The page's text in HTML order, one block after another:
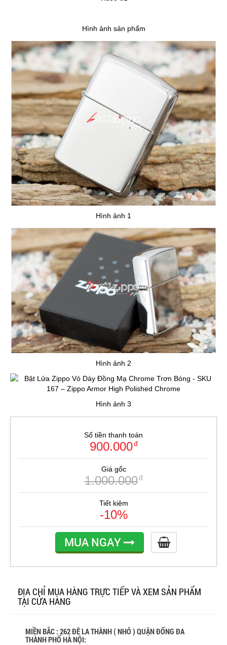
Hình ảnh sản phẩm
Hình ảnh 1
Hình ảnh 2
Hình ảnh 3
Số tiền thanh toán
900.000đ
Giá gốc
1.000.000đ
Tiết kiệm
-10%
MUA NGAY
ĐỊA CHỈ MUA HÀNG TRỰC TIẾP VÀ XEM SẢN PHẨM
TẠI CỬA HÀNG
MIỀN BẮC : 262 ĐÊ LA THÀNH ( NHỎ ) QUẬN ĐỐNG ĐA
THÀNH PHỐ HÀ NỘI: